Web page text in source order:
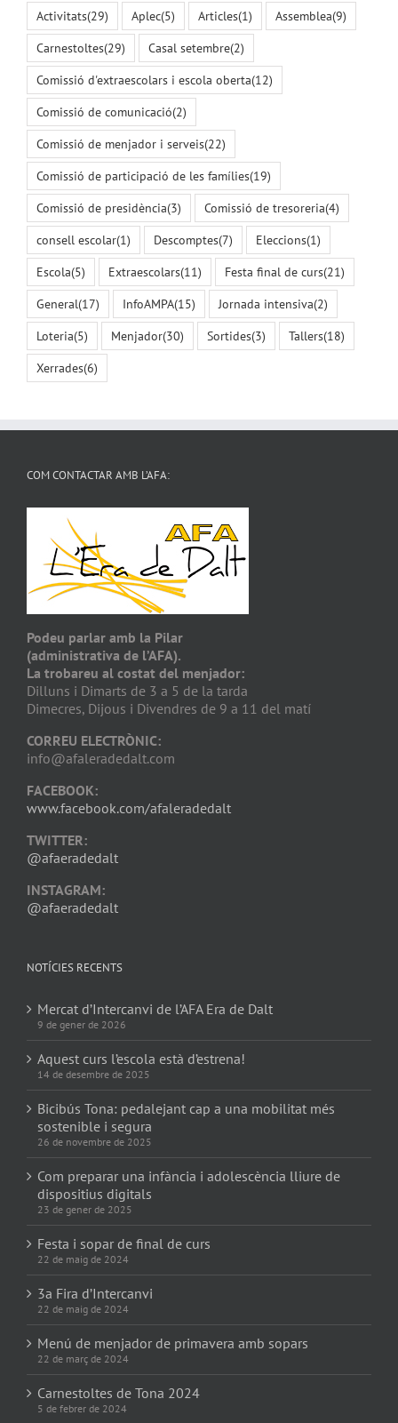
Activitats(29) Aplec(5) Articles(1) Assemblea(9)
Carnestoltes(29) Casal setembre(2)
Comissió d'extraescolars i escola oberta(12)
Comissió de comunicació(2)
Comissió de menjador i serveis(22)
Comissió de participació de les famílies(19)
Comissió de presidència(3) Comissió de tresoreria(4)
consell escolar(1) Descomptes(7) Eleccions(1)
Escola(5) Extraescolars(11) Festa final de curs(21)
General(17) InfoAMPA(15) Jornada intensiva(2)
Loteria(5) Menjador(30) Sortides(3) Tallers(18)
Xerrades(6)
COM CONTACTAR AMB L’AFA:
Podeu parlar amb la Pilar
(administrativa de l’AFA).
La trobareu al costat del menjador:
Dilluns i Dimarts de 3 a 5 de la tarda
Dimecres, Dijous i Divendres de 9 a 11 del matí
CORREU ELECTRÒNIC:
info@afaleradedalt.com
FACEBOOK:
www.facebook.com/afaleradedalt
TWITTER:
@afaeradedalt
INSTAGRAM:
@afaeradedalt
NOTÍCIES RECENTS
Mercat d’Intercanvi de l’AFA Era de Dalt
9 de gener de 2026
Aquest curs l’escola està d’estrena!
14 de desembre de 2025
Bicibús Tona: pedalejant cap a una mobilitat més
sostenible i segura
26 de novembre de 2025
Com preparar una infància i adolescència lliure de
dispositius digitals
23 de gener de 2025
Festa i sopar de final de curs
22 de maig de 2024
3a Fira d’Intercanvi
22 de maig de 2024
Menú de menjador de primavera amb sopars
22 de març de 2024
Carnestoltes de Tona 2024
5 de febrer de 2024